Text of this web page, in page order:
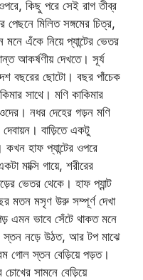
কিছু পরে সেই রাগ তীব্র
পেছনে মিলিত সঙ্গমের চিত্র,
এঁকে নিয়ে প্যান্টের ভেতর
আকর্ষণীয় দেখতে। সূর্য
দশ বছরের ছোটো। বছর পাঁচেক
সাথে। মণি কাকিমার
নধর দেহের গড়ন মণি
বাড়িতে একটু
কখন হাফ প্যান্টের ওপরে
মাক্সি গায়ে, শরীরের
ভেতর থেকে। হাফ প্যান্ট
মতন মসৃণ উরু সম্পূর্ণ দেখা
এমন ভাবে সেঁটে থাকত মনে
স্তন নড়ে উঠত, আর টপ মাঝে
গোল স্তন বেড়িয়ে পড়ত।
সামনে বেড়িয়ে